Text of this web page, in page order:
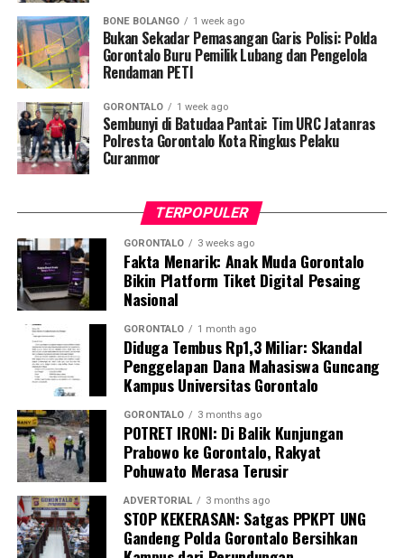
hingga tuntas, serta pengikisan stigma negatif terhadap
penyintas TBC di lingkungan warga.
“Literasi kesehatan warga adalah fondasi utama dalam
memutus rantai penularan TBC. Kami berupaya
menyampaikan edukasi yang persuasif dan mudah
dipahami agar warga tidak ragu melakukan pemeriksaan
apabila mengalami gejala batuk berkepanjangan,”
Selain skrining TBC, mahasiswa turut mendampingi
nakes Puskesmas Talaga Jaya dalam memberikan
pelayanan Cek Kesehatan Gratis (CKG), meliputi
pengukuran tekanan darah, cek kadar gula darah, dan
penapisan faktor risiko penyakit tidak menular (PTM)
sebagai upaya promotif-preventif.
Perwakilan DPL KKN-PK, Dr. dr. Vivien Novarina A.
Kasim, M.Kes., menegaskan bahwa keterlibatan
mahasiswa merupakan bentuk perwujudan Tri Dharma
Perguruan Tinggi dalam mengawal transformasi
layanan kesehatan primer.
“Kehadiran mahasiswa mempercepat jangkauan skema
active case findingTBC yang dicanangkan pemerintah.
BONE BOLANGO 1 week ago
Bukan Sekadar Pemasangan Garis Polisi: Polda
Gorontalo Buru Pemilik Lubang dan Pengelola
Rendaman PETI
GORONTALO 1 week ago
Sembunyi di Batudaa Pantai: Tim URC Jatanras
Polresta Gorontalo Kota Ringkus Pelaku
Curanmor
TERPOPULER
GORONTALO 3 weeks ago
Fakta Menarik: Anak Muda Gorontalo
Bikin Platform Tiket Digital Pesaing
Nasional
GORONTALO 1 month ago
Diduga Tembus Rp1,3 Miliar: Skandal
Penggelapan Dana Mahasiswa Guncang
Kampus Universitas Gorontalo
GORONTALO 3 months ago
POTRET IRONI: Di Balik Kunjungan
Prabowo ke Gorontalo, Rakyat
Pohuwato Merasa Terusir
ADVERTORIAL 3 months ago
STOP KEKERASAN: Satgas PPKPT UNG
Gandeng Polda Gorontalo Bersihkan